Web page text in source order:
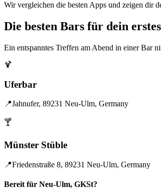
Wir vergleichen die besten Apps und zeigen dir
Die besten Bars für dein
Ein entspanntes Treffen am Abend in einer Bar
🍹
Uferbar
📍Jahnufer, 89231 Neu-Ulm, Germany
🍸
Münster Stüble
📍Friedenstraße 8, 89231 Neu-Ulm, Germany
Bereit für Neu-Ulm, GKSt?